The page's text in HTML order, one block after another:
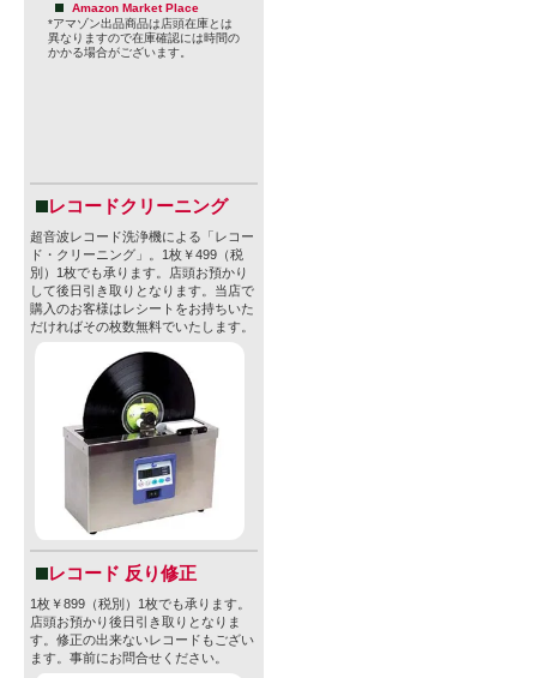
Amazon Market Place
*アマゾン出品商品は店頭在庫とは
異なりますので在庫確認には時間の
かかる場合がございます。
レコードクリーニング
超音波レコード洗浄機による「レコー
ド・クリーニング」。1枚￥499（税
別）1枚でも承ります。店頭お預かり
して後日引き取りとなります。当店で
購入のお客様はレシートをお持ちいた
だければその枚数無料でいたします。
レコード 反り修正
1枚￥899（税別）1枚でも承ります。
店頭お預かり後日引き取りとなりま
す。修正の出来ないレコードもござい
ます。事前にお問合せください。